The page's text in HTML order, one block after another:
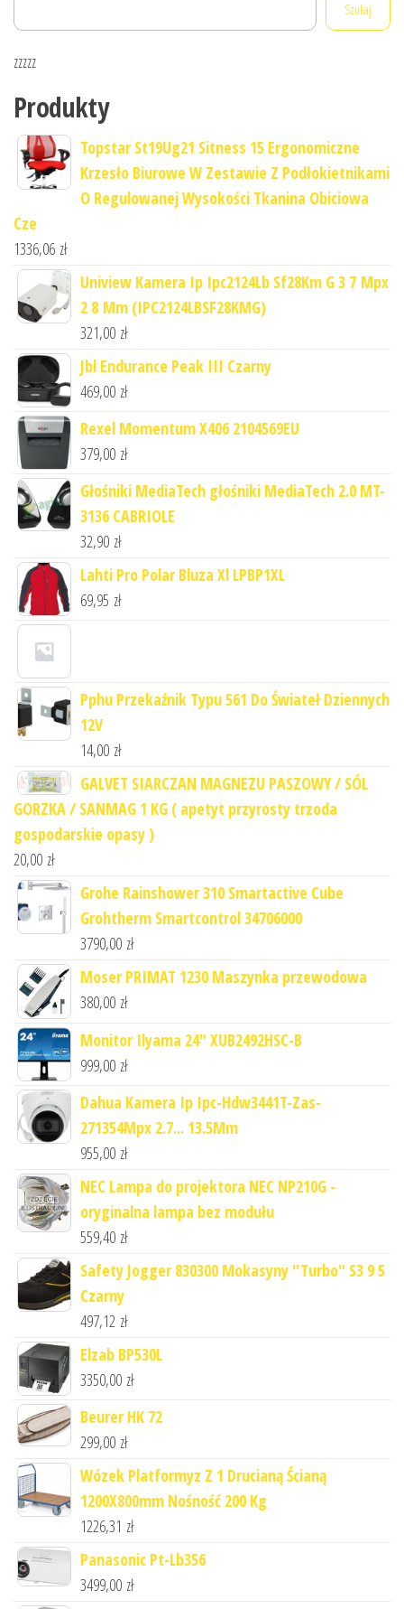
Szukaj
zzzzz
Produkty
Topstar St19Ug21 Sitness 15 Ergonomiczne
Krzesło Biurowe W Zestawie Z Podłokietnikami
O Regulowanej Wysokości Tkanina Obiciowa
Cze
1336,06 zł
Uniview Kamera Ip Ipc2124Lb Sf28Km G 3 7 Mpx
2 8 Mm (IPC2124LBSF28KMG)
321,00 zł
Jbl Endurance Peak III Czarny
469,00 zł
Rexel Momentum X406 2104569EU
379,00 zł
Głośniki MediaTech głośniki MediaTech 2.0 MT-
3136 CABRIOLE
32,90 zł
Lahti Pro Polar Bluza Xl LPBP1XL
69,95 zł
Pphu Przekaźnik Typu 561 Do Świateł Dziennych
12V
14,00 zł
GALVET SIARCZAN MAGNEZU PASZOWY / SÓL
GORZKA / SANMAG 1 KG ( apetyt przyrosty trzoda
gospodarskie opasy )
20,00 zł
Grohe Rainshower 310 Smartactive Cube
Grohtherm Smartcontrol 34706000
3790,00 zł
Moser PRIMAT 1230 Maszynka przewodowa
380,00 zł
Monitor Ilyama 24" XUB2492HSC-B
999,00 zł
Dahua Kamera Ip Ipc-Hdw3441T-Zas-
271354Mpx 2.7... 13.5Mm
955,00 zł
NEC Lampa do projektora NEC NP210G -
oryginalna lampa bez modułu
559,40 zł
Safety Jogger 830300 Mokasyny "Turbo" S3 9 5
Czarny
497,12 zł
Elzab BP530L
3350,00 zł
Beurer HK 72
299,00 zł
Wózek Platformyz Z 1 Drucianą Ścianą
1200X800mm Nośność 200 Kg
1226,31 zł
Panasonic Pt-Lb356
3499,00 zł